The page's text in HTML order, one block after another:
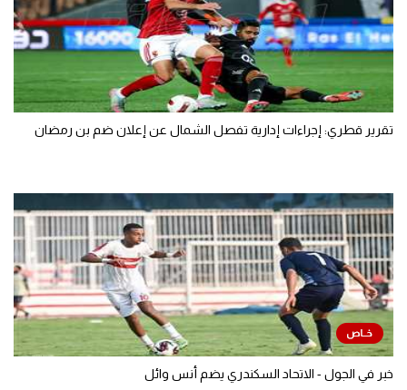
تقرير قطري: إجراءات إدارية تفصل الشمال عن إعلان ضم بن رمضان
خبر في الجول - الاتحاد السكندري يضم أنس وائل